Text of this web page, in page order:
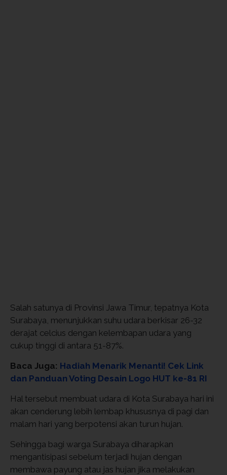
Salah satunya di Provinsi Jawa Timur, tepatnya Kota
Surabaya, menunjukkan suhu udara berkisar 26-32
derajat celcius dengan kelembapan udara yang
cukup tinggi di antara 51-87%.
Baca Juga: Hadiah Menarik Menanti! Cek Link
dan Panduan Voting Desain Logo HUT ke-81 RI
Hal tersebut membuat udara di Kota Surabaya hari ini
akan cenderung lebih lembap khususnya di pagi dan
malam hari yang berpotensi akan turun hujan.
Sehingga bagi warga Surabaya diharapkan
mengantisipasi sebelum terjadi hujan dengan
membawa payung atau jas hujan jika melakukan